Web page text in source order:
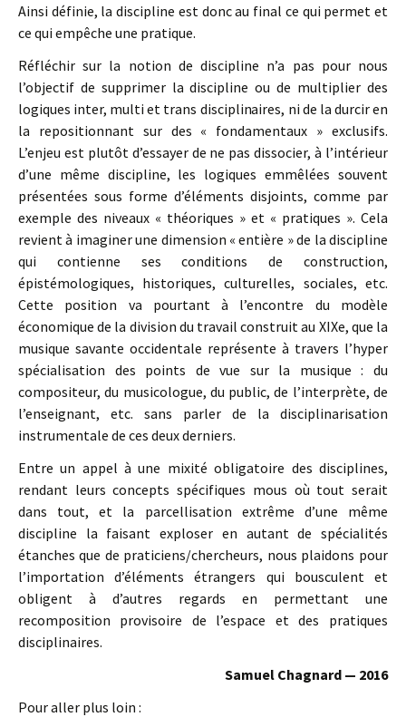
Ainsi définie, la discipline est donc au final ce qui permet et
ce qui empêche une pratique.
Réfléchir sur la notion de discipline n’a pas pour nous
l’objectif de supprimer la discipline ou de multiplier des
logiques inter, multi et trans disciplinaires, ni de la durcir en
la repositionnant sur des « fondamentaux » exclusifs.
L’enjeu est plutôt d’essayer de ne pas dissocier, à l’intérieur
d’une même discipline, les logiques emmêlées souvent
présentées sous forme d’éléments disjoints, comme par
exemple des niveaux « théoriques » et « pratiques ». Cela
revient à imaginer une dimension « entière » de la discipline
qui contienne ses conditions de construction,
épistémologiques, historiques, culturelles, sociales, etc.
Cette position va pourtant à l’encontre du modèle
économique de la division du travail construit au XIXe, que la
musique savante occidentale représente à travers l’hyper
spécialisation des points de vue sur la musique : du
compositeur, du musicologue, du public, de l’interprète, de
l’enseignant, etc. sans parler de la disciplinarisation
instrumentale de ces deux derniers.
Entre un appel à une mixité obligatoire des disciplines,
rendant leurs concepts spécifiques mous où tout serait
dans tout, et la parcellisation extrême d’une même
discipline la faisant exploser en autant de spécialités
étanches que de praticiens/chercheurs, nous plaidons pour
l’importation d’éléments étrangers qui bousculent et
obligent à d’autres regards en permettant une
recomposition provisoire de l’espace et des pratiques
disciplinaires.
Samuel Chagnard — 2016
Pour aller plus loin :